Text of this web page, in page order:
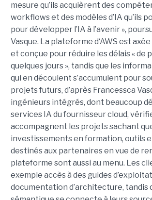
mesure qu’ils acquièrent des
workflows et des modèles d’IA qu’ils
pour développer l’IA à l’avenir »,
Vasque. La plateforme d‘AWS est
et conçue pour réduire les délais « de
quelques jours », tandis que les
qui en découlent s’accumulent pour
projets futurs, d’après Francessca
ingénieurs intégrés, dont beaucoup
services IA du fournisseur cloud,
accompagnent les projets sachant
investissements en formation, outils
destinés aux partenaires en vue de
plateforme sont aussi au menu. Les
exemple accès à des guides
documentation d’architecture, tandis